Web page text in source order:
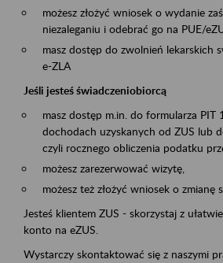
możesz złożyć wniosek o wydanie
niezaleganiu i odebrać go na PUE/
masz dostęp do zwolnień lekarskich
e-ZLA
Jeśli jesteś świadczeniobiorcą
masz dostęp m.in. do formularza PIT
dochodach uzyskanych od ZUS lub
czyli rocznego obliczenia podatku
możesz zarezerwować wizytę,
możesz też złożyć wniosek o zmianę
Jesteś klientem ZUS - skorzystaj z
konto na eZUS.
Wystarczy skontaktować się z naszymi